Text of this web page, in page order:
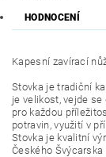
HODNOCENÍ
Kapesní zavírací
Stovka je tradiční
je velikost, vejde
pro každou
potravin, využití v
Stovka je kvalitní
Českého